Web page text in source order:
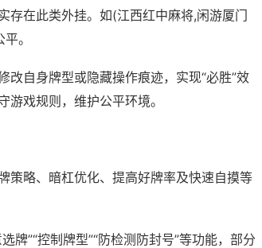
存在此类外挂。如(江西红中麻将,闲游厦门
。
改自身牌型或隐藏操作痕迹，实现“必胜”效
戏规则，维护公平环境。
策略、暗杠优化、提高好牌率及快速自摸等
牌”“控制牌型”“防检测防封号”等功能，部分